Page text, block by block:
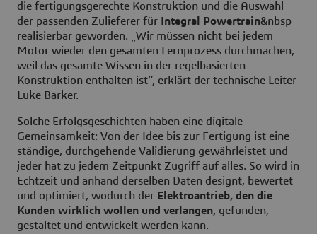
die fertigungsgerechte Konstruktion und die Auswahl
der passenden Zulieferer für
Integral Powertrain&nbsp
realisierbar geworden. „Wir müssen nicht bei jedem
Motor wieder den gesamten Lernprozess durchmachen,
weil das gesamte Wissen in der regelbasierten
Konstruktion enthalten ist”, erklärt der technische Leiter
Luke Barker.
Solche Erfolgsgeschichten haben eine digitale
Gemeinsamkeit: Von der Idee bis zur Fertigung ist eine
ständige, durchgehende Validierung gewährleistet und
jeder hat zu jedem Zeitpunkt Zugriff auf alles. So wird in
Echtzeit und anhand derselben Daten designt, bewertet
und optimiert, wodurch der Elektroantrieb, den die
Kunden wirklich wollen und verlangen, gefunden,
gestaltet und entwickelt werden kann.